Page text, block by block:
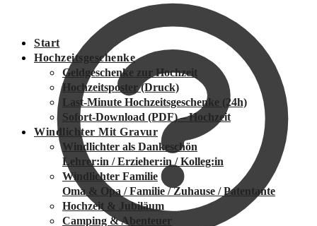
Start
Hochzeitsgeschenke
Geldgeschenke zur Hochzeit
Hochzeitsposter (Druck)
Last-Minute Hochzeitsgeschenke (24h)
Sofort-Download (PDF) – Hochzeit
Windlichter Mit Gravur
Windlichter als Dankeschön
Lehrer:in / Erzieher:in / Kolleg:in
Windlichter Familie
Oma & Opa / Familie / Zuhause / Patentante
Hochzeit & Jubiläum
Camping & Abenteuer